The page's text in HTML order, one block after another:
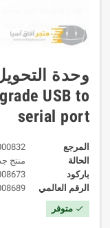
USB to
serial port
المرجع
الحالة
منتج
باركود
الرقم العالمي
check متوفر